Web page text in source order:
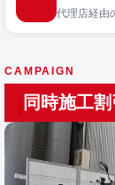
代理店経由
CAMPAIGN
同時施工割